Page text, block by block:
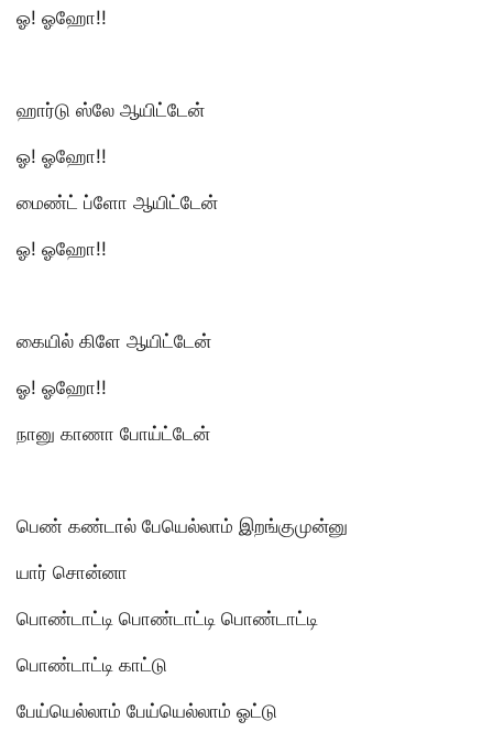
ஓ! ஓஹோ!!
ஹார்டு ஸ்லே ஆயிட்டேன்
ஓ! ஓஹோ!!
மைண்ட் ப்ளோ ஆயிட்டேன்
ஓ! ஓஹோ!!
கையில் கிளே ஆயிட்டேன்
ஓ! ஓஹோ!!
நானு காணா போய்ட்டேன்
பெண் கண்டால் பேயெல்லாம் இறங்குமுன்னு
யார் சொன்னா
பொண்டாட்டி பொண்டாட்டி பொண்டாட்டி
பொண்டாட்டி காட்டு
பேய்யெல்லாம் பேய்யெல்லாம் ஓட்டு